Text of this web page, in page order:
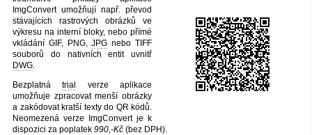
ImgConvert umožňují např. převod
stávajících rastrových obrázků ve
výkresu na interní bloky, nebo přímé
vkládání GIF, PNG,JPG nebo TIFF
souborů do nativních entit uvnitř
DWG.
Bezplatnátrial
verze aplikace
umožňuje zpracovat menší obrázky
a zakódovat kratší texty do QR kódů.
Neomezená verze ImgConvert je k
dispozici za poplatek 990,-Kč (bez DPH).